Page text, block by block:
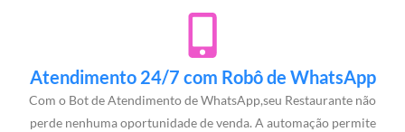
Atendimento 24/7 com Robô de WhatsApp
Com o Bot de Atendimento de WhatsApp,seu Restaurante não
perde nenhuma oportunidade de venda. A automação permite